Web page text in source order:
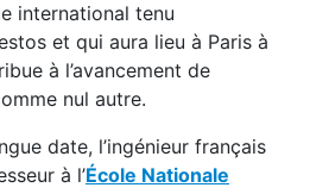
international tenu
et qui aura lieu à Paris à
à l’avancement de
nul autre.
date, l’ingénieur français
à l’École Nationale